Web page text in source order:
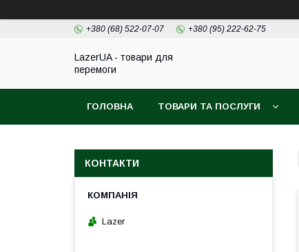
+380 (68) 522-07-07 +380 (95) 222-62-75
LazerUA - товари для
перемоги
ГОЛОВНА ТОВАРИ ТА ПОСЛУГИ
КОНТАКТИ
Lazer